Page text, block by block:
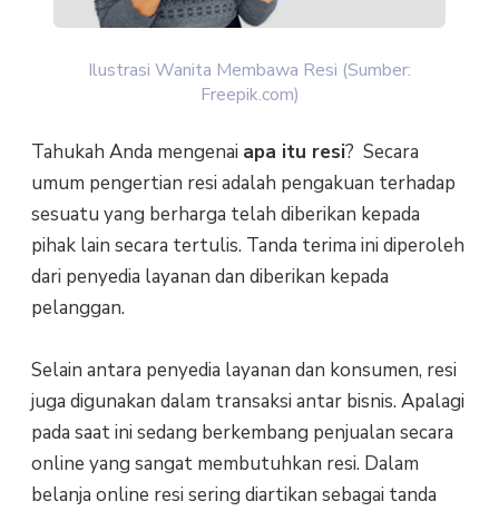
Ilustrasi Wanita Membawa Resi (Sumber:
Freepik.com)
Tahukah Anda mengenai apa itu resi? Secara
umum pengertian resi adalah pengakuan terhadap
sesuatu yang berharga telah diberikan kepada
pihak lain secara tertulis. Tanda terima ini diperoleh
dari penyedia layanan dan diberikan kepada
pelanggan.
Selain antara penyedia layanan dan konsumen, resi
juga digunakan dalam transaksi antar bisnis. Apalagi
pada saat ini sedang berkembang penjualan secara
online yang sangat membutuhkan resi. Dalam
belanja online resi sering diartikan sebagai tanda